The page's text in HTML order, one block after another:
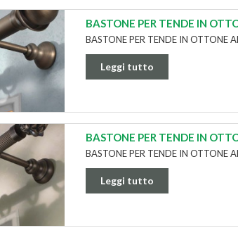
BASTONE PER TENDE IN
BASTONE PER TENDE IN OTTONE
Leggi tutto
BASTONE PER TENDE IN
BASTONE PER TENDE IN OTTONE
Leggi tutto